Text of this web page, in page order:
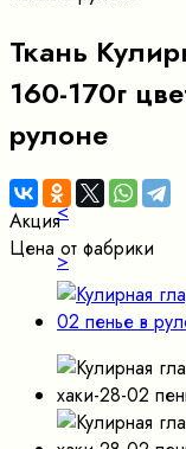
Ткань
160-170г
рулоне
Акция
Цена от фабрики
<
>